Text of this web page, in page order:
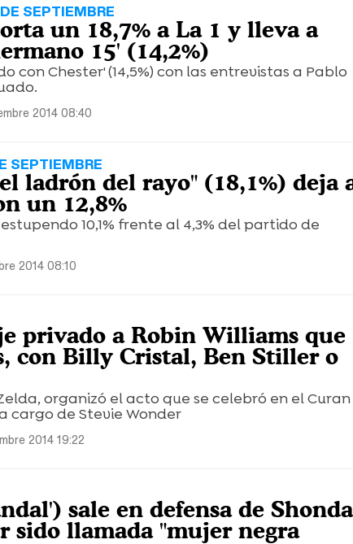
SEPTIEMBRE
un 18,7% a La 1 y lleva a
15' (14,2%)
con Chester' (14,5%) con las entrevistas a Pablo
2014 08:40
SEPTIEMBRE
ladrón del rayo" (18,1%) deja
un 12,8%
10,1% frente al 4,3% del partido de
2014 08:10
privado a Robin Williams que
con Billy Cristal, Ben Stiller o
organizó el acto que se celebró en el Curan
cargo de Stevie Wonder
2014 19:22
sale en defensa de Shonda
sido llamada "mujer negra